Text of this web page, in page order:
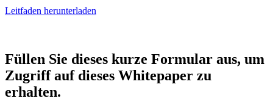
Leitfaden herunterladen
Füllen Sie dieses kurze Formular aus, um
Zugriff auf dieses Whitepaper zu
erhalten.